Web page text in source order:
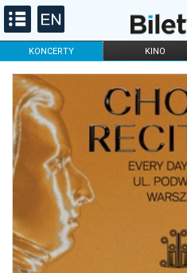
KONCERTY KINO
FILHARMONIA OPERA I BALET
DLA DZIECI
ONLINE